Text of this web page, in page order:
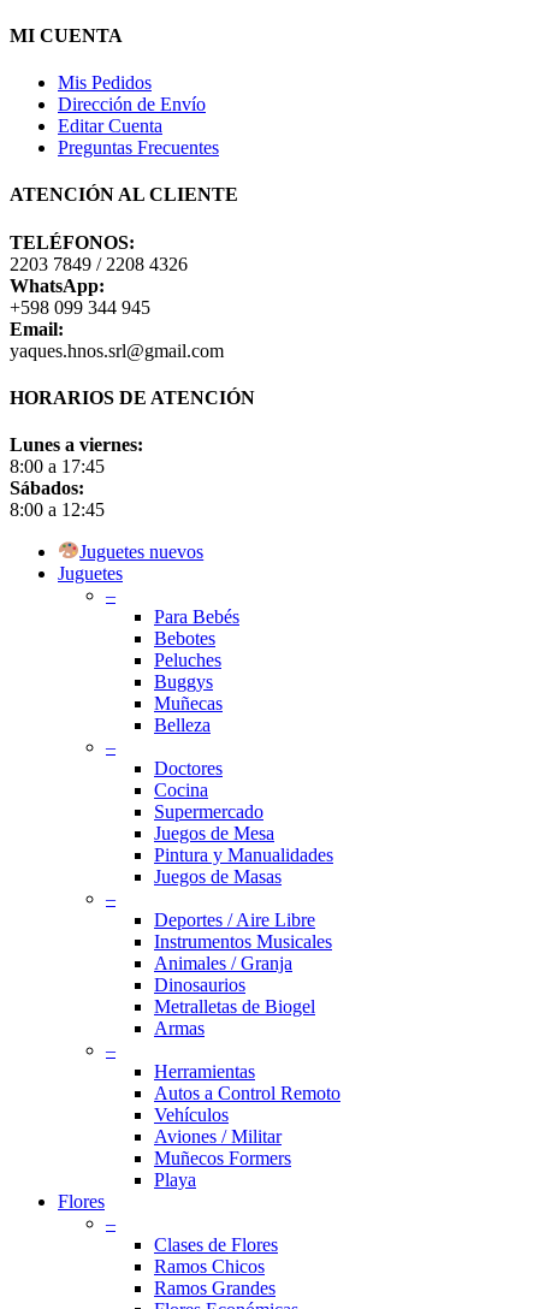
MI CUENTA
Mis Pedidos
Dirección de Envío
Editar Cuenta
Preguntas Frecuentes
ATENCIÓN AL CLIENTE
TELÉFONOS:
2203 7849 / 2208 4326
WhatsApp:
+598 099 344 945
Email:
yaques.hnos.srl@gmail.com
HORARIOS DE ATENCIÓN
Lunes a viernes:
8:00 a 17:45
Sábados:
8:00 a 12:45
Close
Menu
Juguetes nuevos
Juguetes
–
Para Bebés
Bebotes
Peluches
Buggys
Muñecas
Belleza
–
Doctores
Cocina
Supermercado
Juegos de Mesa
Pintura y Manualidades
Juegos de Masas
–
Deportes / Aire Libre
Instrumentos Musicales
Animales / Granja
Dinosaurios
Metralletas de Biogel
Armas
–
Herramientas
Autos a Control Remoto
Vehículos
Aviones / Militar
Muñecos Formers
Playa
Flores
–
Clases de Flores
Ramos Chicos
Ramos Grandes